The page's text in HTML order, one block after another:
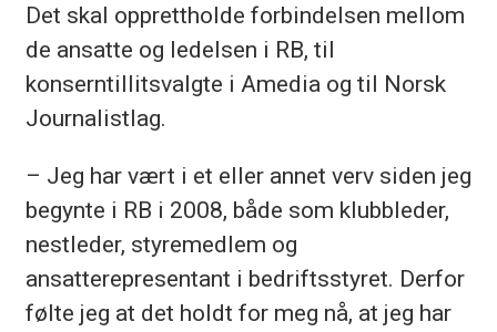
Det skal opprettholde forbindelsen mellom
de ansatte og ledelsen i RB, til
konserntillitsvalgte i Amedia og til Norsk
Journalistlag.
– Jeg har vært i et eller annet verv siden jeg
begynte i RB i 2008, både som klubbleder,
nestleder, styremedlem og
ansatterepresentant i bedriftsstyret. Derfor
følte jeg at det holdt for meg nå, at jeg har